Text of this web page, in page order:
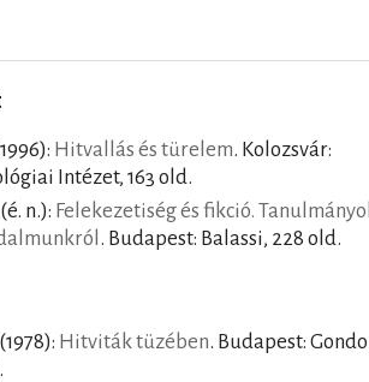
Hitvallás és türelem. Kolozsvár:
Intézet, 163 old.
(é. n.): Felekezetiség és fikció.
. Budapest: Balassi, 228 old.
(1978): Hitviták tüzében. Budapest: